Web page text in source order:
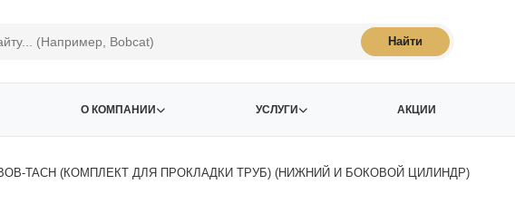
Найти
О КОМПАНИИ УСЛУГИ АКЦИИ
TACH (КОМПЛЕКТ ДЛЯ ПРОКЛАДКИ ТРУБ) (НИЖНИЙ И БОКОВОЙ ЦИЛИНДР)